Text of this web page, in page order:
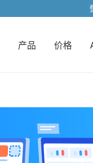
产品 价格